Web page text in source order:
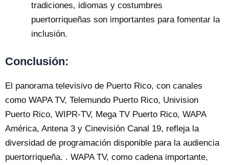
tradiciones, idiomas y costumbres
puertorriqueñas son importantes para fomentar la
inclusión.
Conclusión:
El panorama televisivo de Puerto Rico, con canales
como WAPA TV, Telemundo Puerto Rico, Univision
Puerto Rico, WIPR-TV, Mega TV Puerto Rico, WAPA
América, Antena 3 y Cinevisión Canal 19, refleja la
diversidad de programación disponible para la audiencia
puertorriqueña. . WAPA TV, como cadena importante,